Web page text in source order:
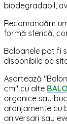
biodegradabil,
Recomandăm
formă sferică,
Baloanele pot fi
disponibile pe
Asortează
cm" cu alte
organice sau
aranjamente cu
aniversari sau